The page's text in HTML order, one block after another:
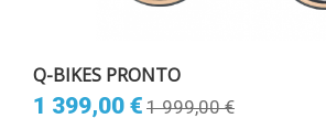
Q-BIKES PRONTO
1 399,00 € 1 999,00 €